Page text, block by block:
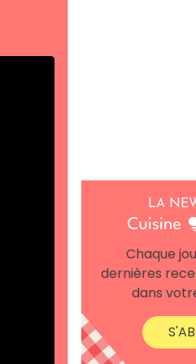
LA
Chaque
dernières
dans